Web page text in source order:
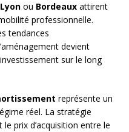
Lyon ou Bordeaux attirent
professionnelle.
tendances
devient
sur le long
représente un
réel. La stratégie
prix d’acquisition entre le